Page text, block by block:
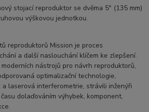
stojací reproduktor se dvěma 5″ (135 mm)
výškovou jednotkou.
reproduktorů Mission je proces
a další naslouchání klíčem ke zlepšení.
nástrojů pro návrh reproduktorů,
optimalizační technologie,
a laserová interferometrie, strávili inženýři
dolaďováním výhybek, komponent,